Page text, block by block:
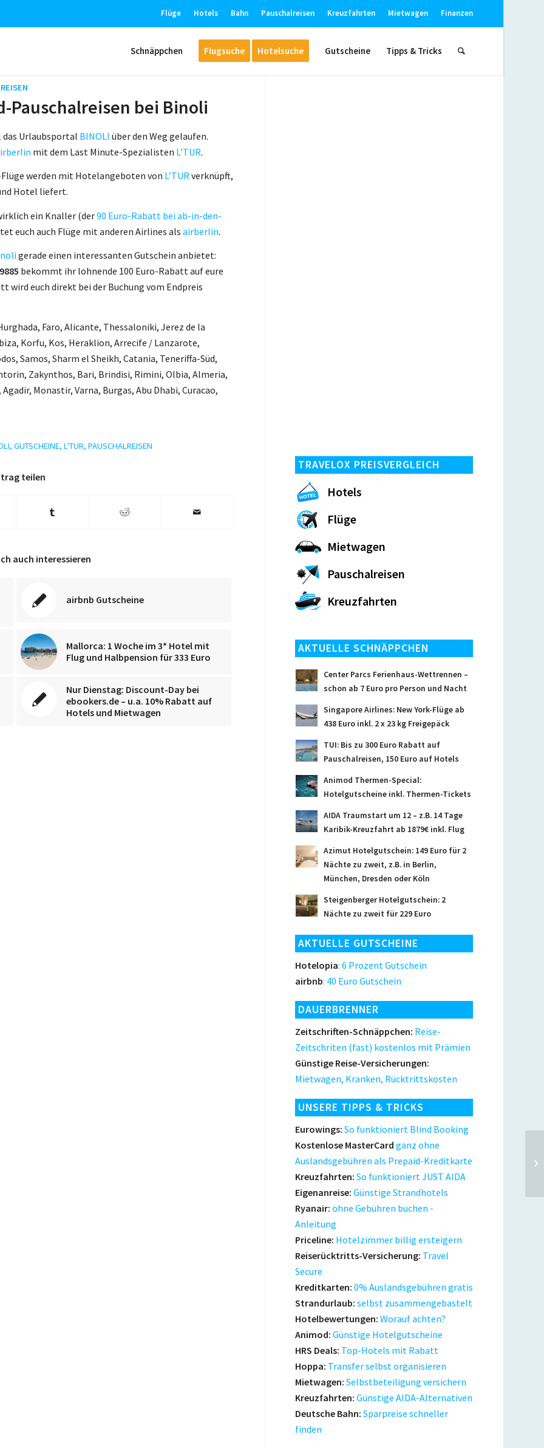
Flüge Hotels Bahn Pauschalreisen Kreuzfahrten Mietwagen Finanzen
Schnäppchen Flugsuche Hotelsuche Gutscheine Tipps & Tricks
Pauschalreisen bei Binoli
das Urlaubsportal BINOLI über den Weg gelaufen.
mit dem Last Minute-Spezialisten L’TUR.
werden mit Hotelangeboten von L’TURverknüpft,
Hotel liefert.
ein Knaller (der90 Euro-Rabatt bei ab-in-den-
euch auch Flüge mit anderen Airlines alsairberlin.
gerade einen interessanten Gutschein anbietet:
bekommt ihr lohnende 100 Euro-Rabatt auf eure
wird euch direkt bei der Buchung vom Endpreis
Faro, Alicante, Thessaloniki, Jerez de la
Korfu, Kos, Heraklion, Arrecife / Lanzarote,
Samos, Sharm el Sheikh, Catania, Teneriffa-Süd,
Zakynthos, Bari, Brindisi, Rimini, Olbia, Almeria,
Monastir, Varna, Burgas, Abu Dhabi, Curacao,
, GUTSCHEINE, L'TUR, PAUSCHALREISEN
teilen
auch interessieren
airbnb Gutscheine
Mallorca: 1 Woche im 3* Hotel mit
Flug und Halbpension für 333 Euro
Nur Dienstag: Discount-Day bei
ebookers.de – u.a. 10% Rabatt auf
Hotels und Mietwagen
TRAVELOX PREISVERGLEICH
Hotels
Flüge
Mietwagen
Pauschalreisen
Kreuzfahrten
AKTUELLE SCHNÄPPCHEN
Center Parcs Ferienhaus-Wettrennen –
schon ab 7 Euro pro Person und Nacht
Singapore Airlines: New York-Flüge ab
438 Euro inkl. 2 x 23 kg Freigepäck
TUI: Bis zu 300 Euro Rabatt auf
Pauschalreisen, 150 Euro auf Hotels
Animod Thermen-Special:
Hotelgutscheine inkl. Thermen-Tickets
AIDA Traumstart um 12 – z.B. 14 Tage
Karibik-Kreuzfahrt ab 1879€ inkl. Flug
Azimut Hotelgutschein: 149 Euro für 2
Nächte zu zweit, z.B. in Berlin,
München, Dresden oder Köln
Steigenberger Hotelgutschein: 2
Nächte zu zweit für 229 Euro
AKTUELLE GUTSCHEINE
Hotelopia: 6 Prozent Gutschein
airbnb: 40 Euro Gutschein
DAUERBRENNER
Zeitschriften-Schnäppchen: Reise-
Zeitschriten (fast) kostenlos mit Prämien
Günstige Reise-Versicherungen:
Mietwagen, Kranken, Rücktrittskosten
UNSERE TIPPS & TRICKS
Eurowings: So funktioniert Blind Booking
Kostenlose MasterCard ganz ohne
Auslandsgebühren als Prepaid-Kreditkarte
Kreuzfahrten: So funktioniert JUST AIDA
Eigenanreise: Günstige Strandhotels
Ryanair: ohne Gebühren buchen -
Anleitung
Priceline: Hotelzimmer billig ersteigern
Reiserücktritts-Versicherung: Travel
Secure
Kreditkarten: 0% Auslandsgebühren gratis
Strandurlaub: selbst zusammengebastelt
Hotelbewertungen: Worauf achten?
Animod: Günstige Hotelgutscheine
HRS Deals: Top-Hotels mit Rabatt
Hoppa: Transfer selbst organisieren
Mietwagen: Selbstbeteiligung versichern
Kreuzfahrten: Günstige AIDA-Alternativen
Deutsche Bahn: Sparpreise schneller
finden